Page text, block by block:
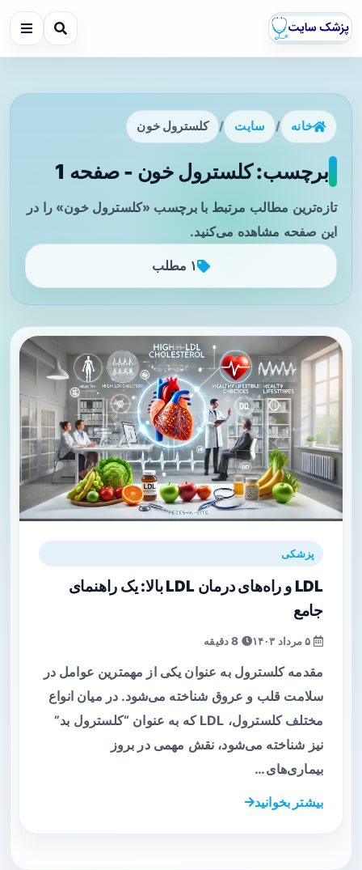
خانه / سایت / کلسترول خون
برچسب: کلسترول خون - صفحه 1
تازه‌ترین مطالب مرتبط با برچسب «کلسترول خون» را در
این صفحه مشاهده می‌کنید.
۱ مطلب
پزشکی
LDL و راه‌های درمان LDL بالا: یک راهنمای
جامع
مقدمه کلسترول به عنوان یکی از مهمترین عوامل در
سلامت قلب و عروق شناخته می‌شود. در میان انواع
مختلف کلسترول، LDL که به عنوان “کلسترول بد”
نیز شناخته می‌شود، نقش مهمی در بروز
بیماری‌های…
بیشتر بخوانید